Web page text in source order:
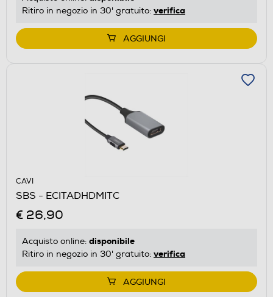
Ritiro in negozio in 30' gratuito: verifica
AGGIUNGI
CAVI
SBS - ECITADHDMITC
€ 26,90
Acquisto online: disponibile
Ritiro in negozio in 30' gratuito: verifica
AGGIUNGI